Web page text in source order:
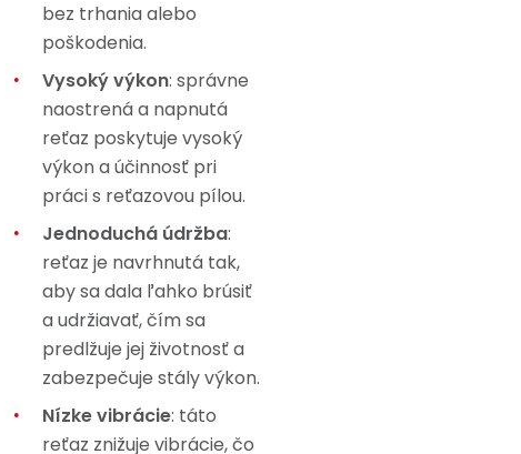
bez trhania alebo
poškodenia.
Vysoký výkon: správne
naostrená a napnutá
reťaz poskytuje vysoký
výkon a účinnosť pri
práci s reťazovou pílou.
Jednoduchá údržba:
reťaz je navrhnutá tak,
aby sa dala ľahko brúsiť
a udržiavať, čím sa
predlžuje jej životnosť a
zabezpečuje stály výkon.
Nízke vibrácie: táto
reťaz znižuje vibrácie, čo